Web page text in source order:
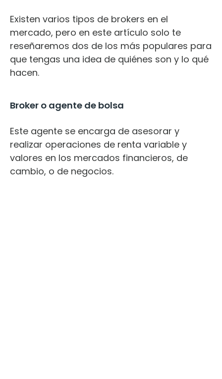
Existen varios tipos de brokers en el
mercado, pero en este artículo solo te
reseñaremos dos de los más populares para
que tengas una idea de quiénes son y lo qué
hacen.
Broker o agente de bolsa
Este agente se encarga de asesorar y
realizar operaciones de renta variable y
valores en los mercados financieros, de
cambio, o de negocios.